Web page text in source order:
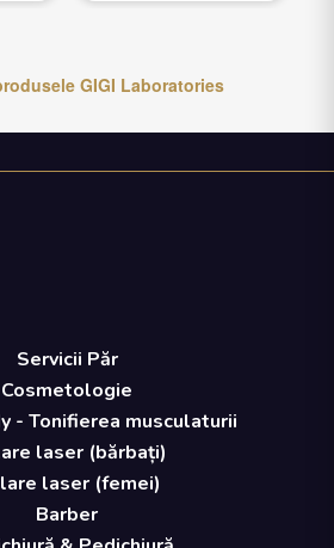
GIGI Laboratories
Servicii Păr
Cosmetologie
- Tonifierea musculaturii
laser (bărbați)
laser (femei)
Barber